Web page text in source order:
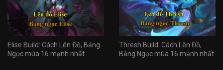
Elise Build: Cách Lên Đồ, Bảng
Ngọc mùa 16 mạnh nhất
Thresh Build: Cách Lên Đồ,
Bảng Ngọc mùa 16 mạnh nhất